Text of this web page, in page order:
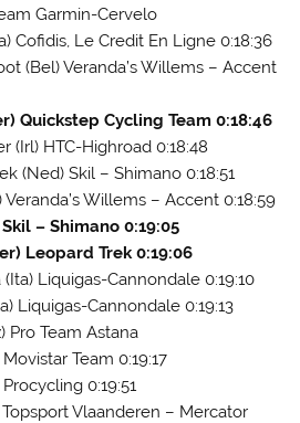
Garmin-Cervelo
Cofidis, Le Credit En Ligne 0:18:36
(Bel) Veranda’s Willems – Accent
Quickstep Cycling Team 0:18:46
(Irl) HTC-Highroad 0:18:48
(Ned) Skil – Shimano 0:18:51
Willems – Accent 0:18:59
– Shimano 0:19:05
Leopard Trek 0:19:06
(Ita) Liquigas-Cannondale 0:19:10
Liquigas-Cannondale 0:19:13
Pro Team Astana
Team 0:19:17
0:19:51
Vlaanderen – Mercator